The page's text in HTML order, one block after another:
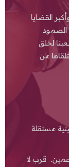
القضايا
الصمود
لخلق
من
مستقلة
⁠قرب لا